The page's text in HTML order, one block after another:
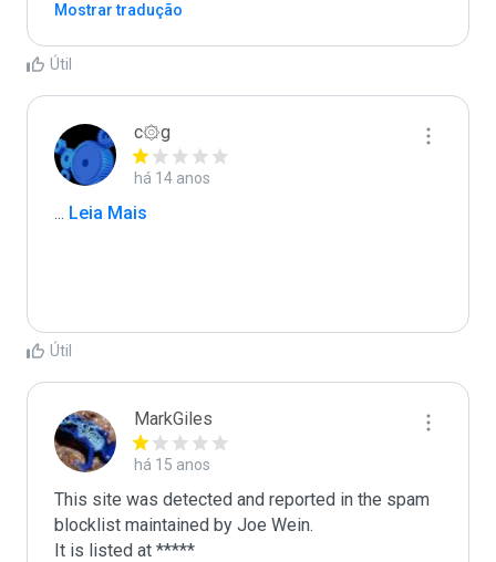
Mostrar tradução
Útil
c۞g
há 14 anos
... Leia Mais
Útil
MarkGiles
há 15 anos
This site was detected and reported in the spam
blocklist maintained by Joe Wein.
It is listed at *****